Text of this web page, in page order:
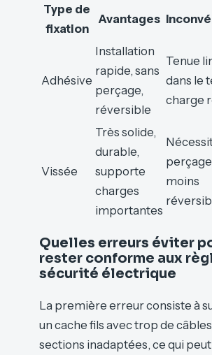
Type de
fixation
Avantages
Adhésive
Installation
rapide, sans
perçage,
réversible
Tenue
dans le
charge
Vissée
Très solide,
durable,
supporte
charges
importantes
moins
Quelles erreurs éviter
rester conforme aux
sécurité électrique
La première erreur consiste à
un cache fils avec trop de
sections inadaptées, ce qui